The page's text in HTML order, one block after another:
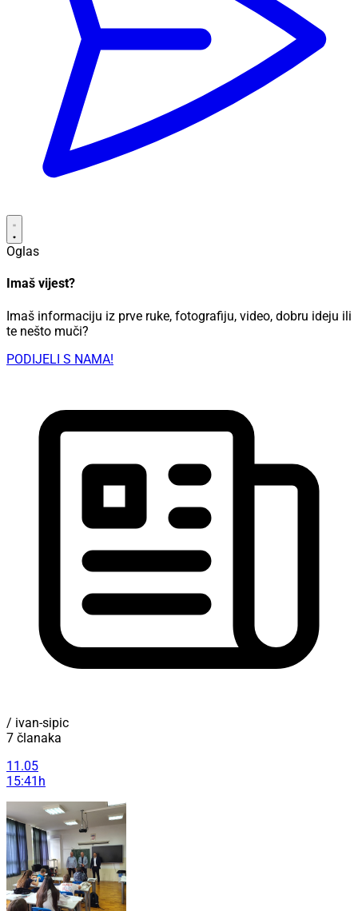
Oglas
Imaš vijest?
Imaš informaciju iz prve ruke, fotografiju, video, dobru ideju ili
te nešto muči?
PODIJELI S NAMA!
/ ivan-sipic
7 članaka
11.05
15:41h